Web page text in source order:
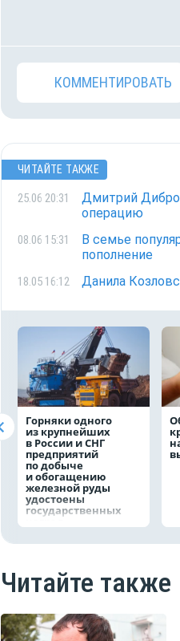
КОММЕНТИРОВАТЬ
ЧИТАЙТЕ ТАКЖЕ
25.06 20:31
Дмитрий
операцию
08.06 15:31
В семье
пополнение
18.05 16:12 Данила
Горняки одного
из крупнейших
в России и СНГ
предприятий
по добыче
и обогащению
железной руды
удостоены
государственных
наград
Читайте также